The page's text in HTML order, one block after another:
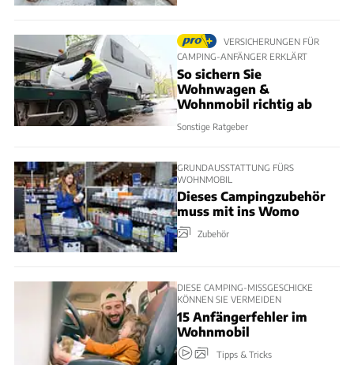
VERSICHERUNGEN FÜR
CAMPING-ANFÄNGER ERKLÄRT
So sichern Sie
Wohnwagen &
Wohnmobil richtig ab
Sonstige Ratgeber
GRUNDAUSSTATTUNG FÜRS
WOHNMOBIL
Dieses Campingzubehör
muss mit ins Womo
Zubehör
DIESE CAMPING-MISSGESCHICKE
KÖNNEN SIE VERMEIDEN
15 Anfängerfehler im
Wohnmobil
Tipps & Tricks